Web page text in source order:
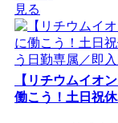
見る
【リチウムイオ
働こう！土日祝